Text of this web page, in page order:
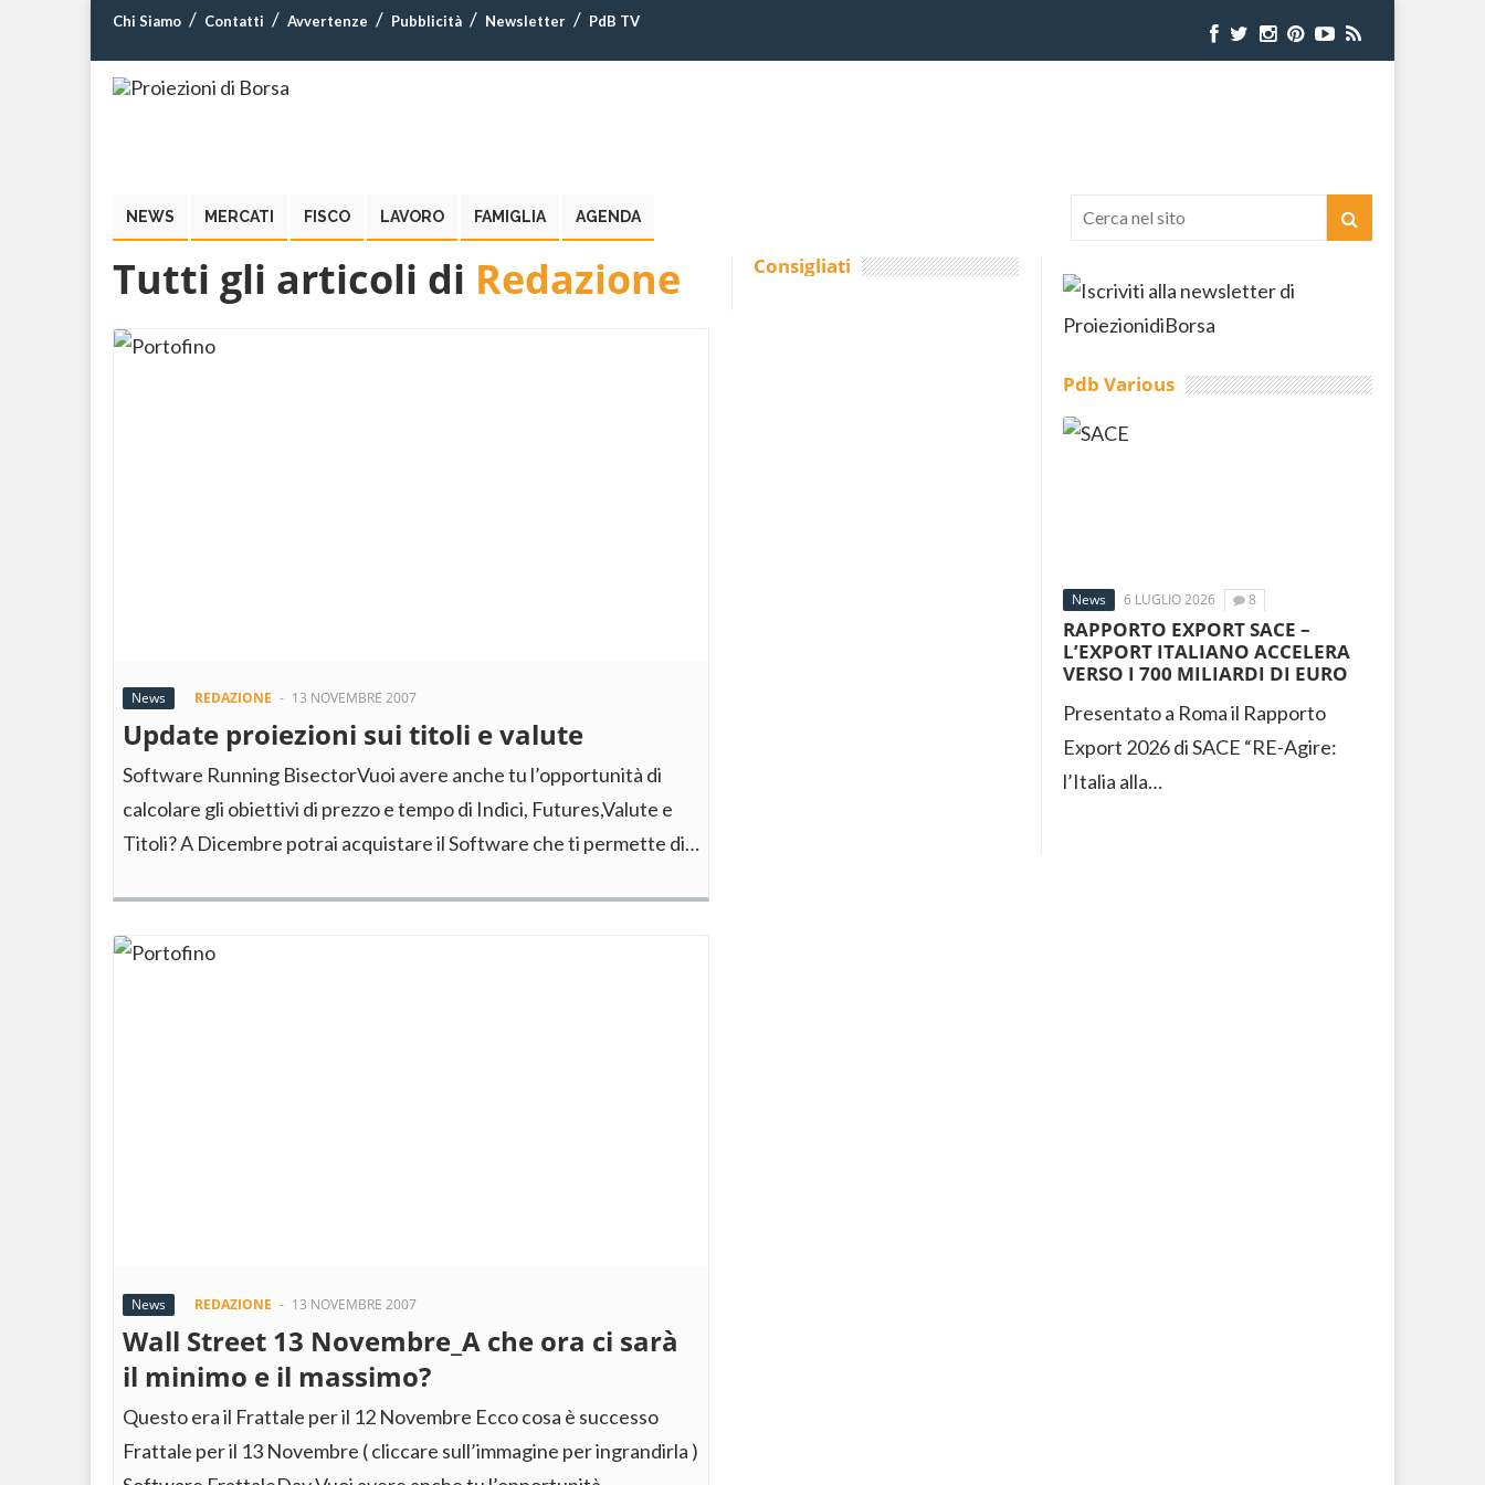
Chi Siamo Contatti Avvertenze Pubblicità Newsletter PdB TV
NEWS MERCATI FISCO LAVORO FAMIGLIA AGENDA
Tutti gli articoli di Redazione
News REDAZIONE - 13 NOVEMBRE 2007
Update proiezioni sui titoli e valute
Software Running BisectorVuoi avere anche tu l’opportunità di
calcolare gli obiettivi di prezzo e tempo di Indici, Futures,Valute e
Titoli? A Dicembre potrai acquistare il Software che ti permette di…
News REDAZIONE - 13 NOVEMBRE 2007
Wall Street 13 Novembre_A che ora ci sarà
il minimo e il massimo?
Questo era il Frattale per il 12 Novembre Ecco cosa è successo
Frattale per il 13 Novembre ( cliccare sull’immagine per ingrandirla )
Consigliati
Pdb Various
News 6 LUGLIO 2026 8
RAPPORTO EXPORT SACE –
L’EXPORT ITALIANO ACCELERA
VERSO I 700 MILIARDI DI EURO
Presentato a Roma il Rapporto
Export 2026 di SACE “RE-Agire:
l’Italia alla…